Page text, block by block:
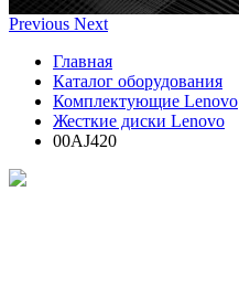
Previous Next
Главная
Каталог оборудования
Комплектующие Lenovo
Жесткие диски Lenovo
00AJ420